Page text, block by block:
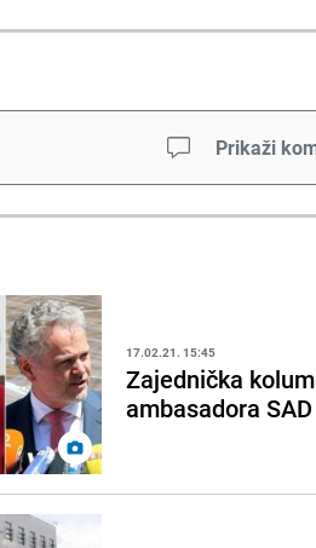
Prikaži
17.02.21. 15:45
Zajednička
ambasadora